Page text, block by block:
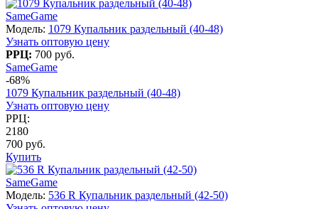
SameGame
Модель: 1079 Купальник раздельный (40-48)
Узнать оптовую цену
РРЦ: 700 руб.
SameGame
-68%
1079 Купальник раздельный (40-48)
Узнать оптовую цену
РРЦ:
2180
700 руб.
Купить
SameGame
Модель: 536 R Купальник раздельный (42-50)